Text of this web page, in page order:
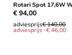
Rotari Spot 17,6W
€ 94,00
adviesprijs€ 140,00
adviesprijs -€ 46,00